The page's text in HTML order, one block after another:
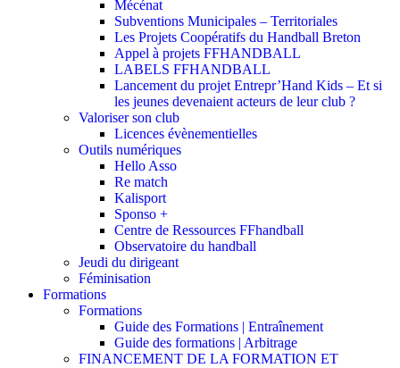
Mécénat
Subventions Municipales – Territoriales
Les Projets Coopératifs du Handball Breton
Appel à projets FFHANDBALL
LABELS FFHANDBALL
Lancement du projet Entrepr’Hand Kids – Et si
les jeunes devenaient acteurs de leur club ?
Valoriser son club
Licences évènementielles
Outils numériques
Hello Asso
Re match
Kalisport
Sponso +
Centre de Ressources FFhandball
Observatoire du handball
Jeudi du dirigeant
Féminisation
Formations
Formations
Guide des Formations | Entraînement
Guide des formations | Arbitrage
FINANCEMENT DE LA FORMATION ET